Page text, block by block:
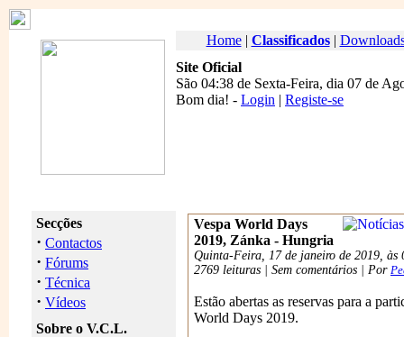
Home| Classificados|
Site Oficial
São 04:38 de Sexta-Feira, dia 07 de
Bom dia! - Login | Registe-se
Secções
· Contactos
· Fórums
· Técnica
· Vídeos
Sobre o V.C.L.
Vespa World Days
2019, Zánka - Hungria
Quinta-Feira, 17 de janeiro de 2019, às
2769 leituras | Sem comentários | Por
Estão abertas as reservas para a
World Days 2019.